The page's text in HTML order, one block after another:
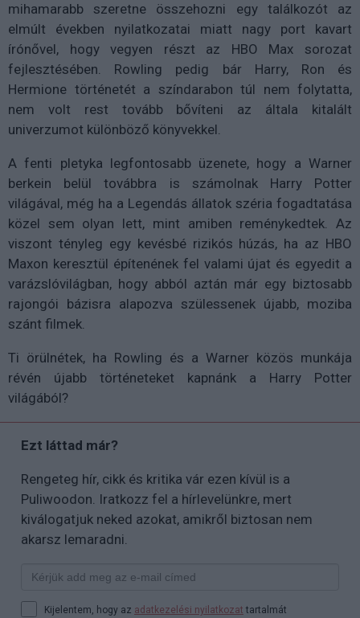
mihamarabb szeretne összehozni egy találkozót az
elmúlt években nyilatkozatai miatt nagy port kavart
írónővel, hogy vegyen részt az HBO Max sorozat
fejlesztésében. Rowling pedig bár Harry, Ron és
Hermione történetét a színdarabon túl nem folytatta,
nem volt rest tovább bővíteni az általa kitalált
univerzumot különböző könyvekkel.
A fenti pletyka legfontosabb üzenete, hogy a Warner
berkein belül továbbra is számolnak Harry Potter
világával, még ha a Legendás állatok széria fogadtatása
közel sem olyan lett, mint amiben reménykedtek. Az
viszont tényleg egy kevésbé rizikós húzás, ha az HBO
Maxon keresztül építenének fel valami újat és egyedit a
varázslóvilágban, hogy abból aztán már egy biztosabb
rajongói bázisra alapozva szülessenek újabb, moziba
szánt filmek.
Ti örülnétek, ha Rowling és a Warner közös munkája
révén újabb történeteket kapnánk a Harry Potter
világából?
Ezt láttad már?
Rengeteg hír, cikk és kritika vár ezen kívül is a
Puliwoodon. Iratkozz fel a hírlevelünkre, mert
kiválogatjuk neked azokat, amikről biztosan nem
akarsz lemaradni.
Kijelentem, hogy az adatkezelési nyilatkozat tartalmát